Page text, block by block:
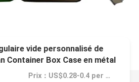
vide personnalisé de
Container Box Case en métal
Prix：US$0.28-0.4 per piece